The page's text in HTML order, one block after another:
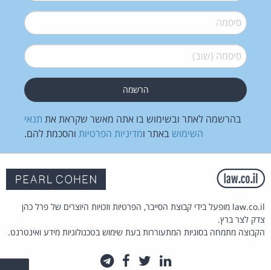
סיסמה*
סיסמה (שוב)*
בהרשמה לאתר ובשימוש בו אתה מאשר שקראת את תנאי
השימוש באתר ומדיניות הפרטיות והסכמת להם.
law.co.il מופעל בידי קבוצת הסייבר, הפרטיות וזכויות היוצרים של פרל כהן
צדק לצר ברץ.
הקבוצה מתמחה בסוגיות המתעוררות בעת שימוש בטכנולוגיות מידע ואינטרנט.
לינקדאין
טוויטרפייסבוק